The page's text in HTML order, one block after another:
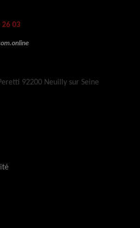
26 03
92200 Neuilly sur Seine